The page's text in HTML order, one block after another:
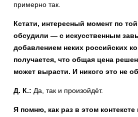
примерно так.
Кстати, интересный момент по
обсудили — с искусственным
добавлением неких российских
получается, что общая цена
может вырасти. И никого это не
Д. К.: Да, так и произойдёт.
Я помню, как раз в этом